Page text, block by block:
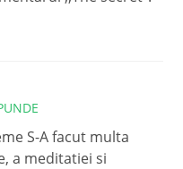
S-A facut multa
a meditatiei si